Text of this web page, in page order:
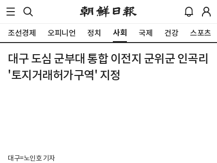
조선경제 오피니언 정치 사회 국제 건강 스포츠
대구 도심 군부대 통합 이전지 군위군 인곡리
'토지거래허가구역' 지정
대구=노인호 기자